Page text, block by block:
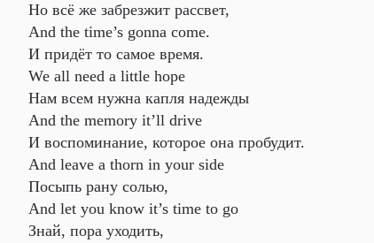
Но всё же забрезжит рассвет,
And the time’s gonna come.
И придёт то самое время.
We all need a little hope
Нам всем нужна капля надежды
And the memory it’ll drive
И воспоминание, которое она пробудит.
And leave a thorn in your side
Посыпь рану солью,
And let you know it’s time to go
Знай, пора уходить,